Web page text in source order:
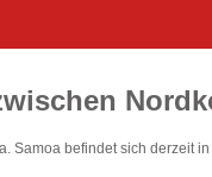
Samoa befindet sich derzeit